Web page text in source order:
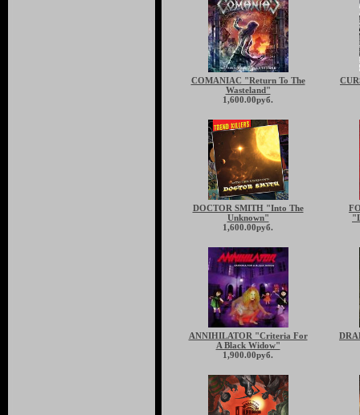
COMANIAC "Return To The
Wasteland"
1,600.00руб.
DOCTOR SMITH "Into The
Unknown"
1,600.00руб.
ANNIHILATOR "Criteria For
A Black Widow"
1,900.00руб.